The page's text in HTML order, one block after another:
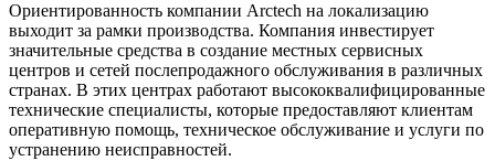
Ориентированность компании Arctech на локализацию
выходит за рамки производства. Компания инвестирует
значительные средства в создание местных сервисных
центров и сетей послепродажного обслуживания в различных
странах. В этих центрах работают высококвалифицированные
технические специалисты, которые предоставляют клиентам
оперативную помощь, техническое обслуживание и услуги по
устранению неисправностей.